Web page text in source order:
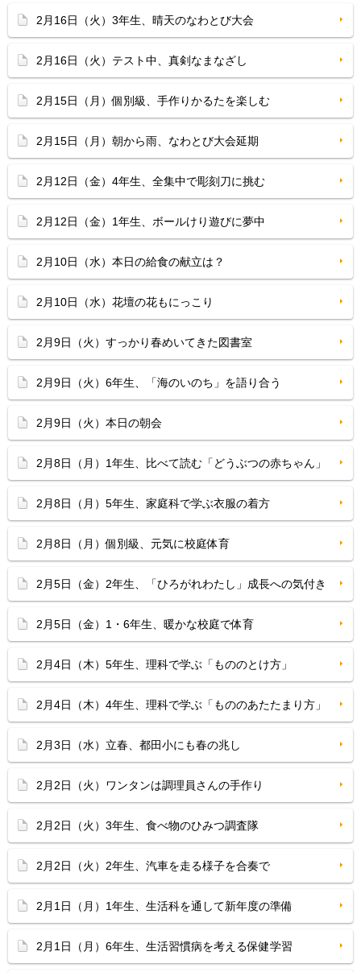
2月16日（火）3年生、晴天のなわとび大会
2月16日（火）テスト中、真剣なまなざし
2月15日（月）個別級、手作りかるたを楽しむ
2月15日（月）朝から雨、なわとび大会延期
2月12日（金）4年生、全集中で彫刻刀に挑む
2月12日（金）1年生、ボールけり遊びに夢中
2月10日（水）本日の給食の献立は？
2月10日（水）花壇の花もにっこり
2月9日（火）すっかり春めいてきた図書室
2月9日（火）6年生、「海のいのち」を語り合う
2月9日（火）本日の朝会
2月8日（月）1年生、比べて読む「どうぶつの赤ちゃん」
2月8日（月）5年生、家庭科で学ぶ衣服の着方
2月8日（月）個別級、元気に校庭体育
2月5日（金）2年生、「ひろがれわたし」成長への気付き
2月5日（金）1・6年生、暖かな校庭で体育
2月4日（木）5年生、理科で学ぶ「もののとけ方」
2月4日（木）4年生、理科で学ぶ「もののあたたまり方」
2月3日（水）立春、都田小にも春の兆し
2月2日（火）ワンタンは調理員さんの手作り
2月2日（火）3年生、食べ物のひみつ調査隊
2月2日（火）2年生、汽車を走る様子を合奏で
2月1日（月）1年生、生活科を通して新年度の準備
2月1日（月）6年生、生活習慣病を考える保健学習